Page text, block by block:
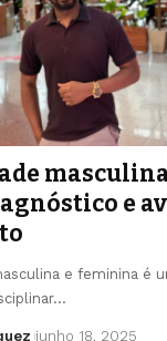
e
e feminina é
junho 18, 2025